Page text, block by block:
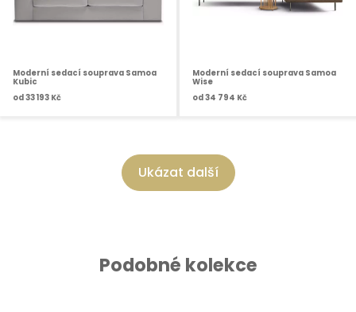
Moderní sedací souprava Samoa
Kubic
od33 193 Kč
Moderní sedací souprava Samoa
Wise
od34 794 Kč
Ukázat další
Podobné kolekce